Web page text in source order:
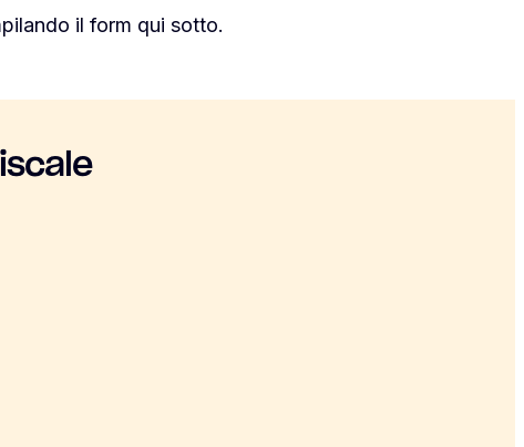
il form qui sotto.